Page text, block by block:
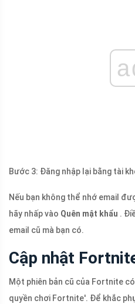
Bước 3: Đăng nhập lại bằng tài
Nếu bạn không thể nhớ email
hãy nhấp vào Quên mật khẩu .
email cũ mà bạn có.
Cập nhật
Một phiên bản cũ của Fortnite
quyền chơi Fortnite'. Để khắc